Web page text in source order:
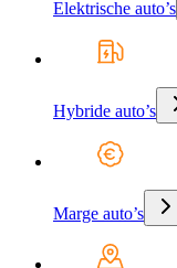
Elektrische auto’s
Hybride auto’s
Marge auto’s